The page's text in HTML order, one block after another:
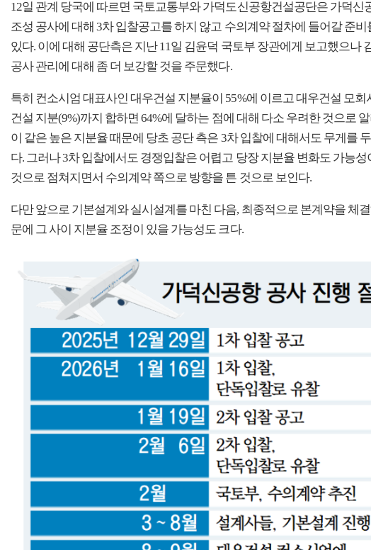
12일 관계 당국에 따르면 국토교통부와 가덕도신공항건설공단은 가덕신
조성 공사에 대해 3차 입찰공고를 하지 않고 수의계약 절차에 들어갈 준비
있다. 이에 대해 공단측은 지난 11일 김윤덕 국토부 장관에게 보고했으나
공사 관리에 대해 좀 더 보강할 것을 주문했다.
특히 컨소시엄 대표사인 대우건설 지분율이 55%에 이르고 대우건설 모회
건설 지분(9%)까지 합하면 64%에 달하는 점에 대해 다소 우려한 것으로
이 같은 높은 지분율 때문에 당초 공단 측은 3차 입찰에 대해서도 무게를
다. 그러나 3차 입찰에서도 경쟁입찰은 어렵고 당장 지분율 변화도 가능성
것으로 점쳐지면서 수의계약 쪽으로 방향을 튼 것으로 보인다.
다만 앞으로 기본설계와 실시설계를 마친 다음, 최종적으로 본계약을 체
문에 그 사이 지분율 조정이 있을 가능성도 크다.